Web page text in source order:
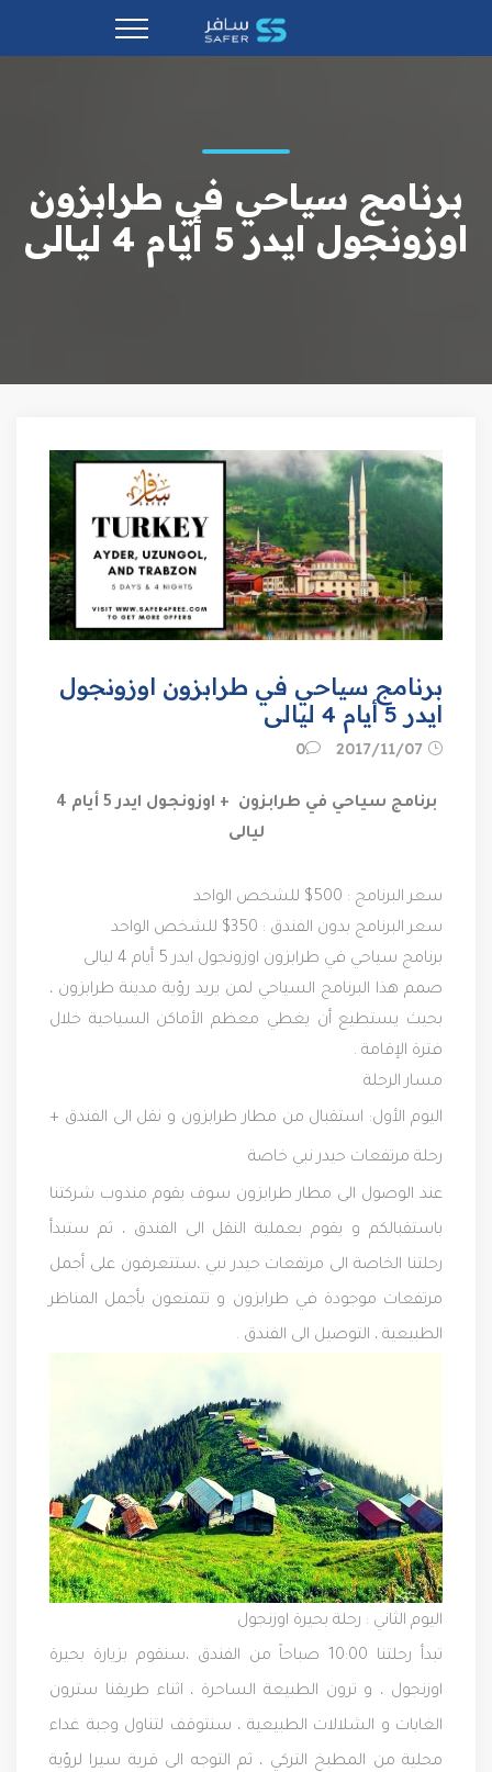
برنامج سياحي في طرابزون
اوزونجول ايدر 5 أيام 4 ليالى
برنامج سياحي في طرابزون اوزونجول
ايدر 5 أيام 4 ليالى
0
برنامج سياحي في طرابزون + اوزونجول ايدر 5 أيام 4
ليالى
سعر البرنامج : 500$ للشخص الواحد
سعر البرنامج بدون الفندق : 350$ للشخص الواحد
برنامج سياحي في طرابزون اوزونجول ايدر 5 أيام 4 ليالى
صمم هذا البرنامج السياحي لمن يريد رؤية مدينة طرابزون ،
بحيث يستطيع أن يغطي معظم الأماكن السياحية خلال
فترة الإقامة .
مسار الرحلة
اليوم الأول: استقبال من مطار طرابزون و نقل الى الفندق +
رحلة مرتفعات حيدر نبي خاصة
عند الوصول الى مطار طرابزون سوف يقوم مندوب شركتنا
باستقبالكم و يقوم بعملية النقل الى الفندق ، ثم ستبدأ
رحلتنا الخاصة الى مرتفعات حيدر نبي ،ستتعرفون على أجمل
مرتفعات موجودة في طرابزون و تتمتعون بأجمل المناظر
الطبيعية ، التوصيل الى الفندق .
اليوم الثاني : رحلة بحيرة اوزنجول
تبدأ رحلتنا 10:00 صباحاً من الفندق ،سنقوم بزيارة بحيرة
اوزنجول ، و ترون الطبيعة الساحرة ، اثناء طريقنا سترون
الغابات و الشلالات الطبيعية ، سنتوقف لتناول وجبة غداء
محلية من المطبخ التركي ، ثم التوجه الى قرية سيرا لرؤية